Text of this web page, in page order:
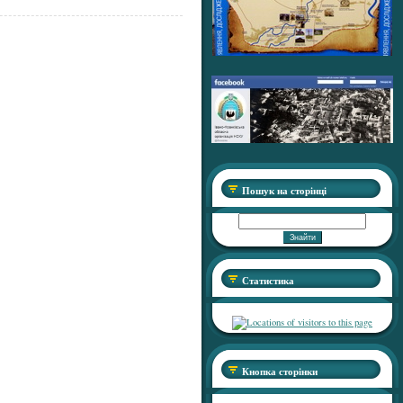
Пошук на сторінці
Статистика
Кнопка сторінки